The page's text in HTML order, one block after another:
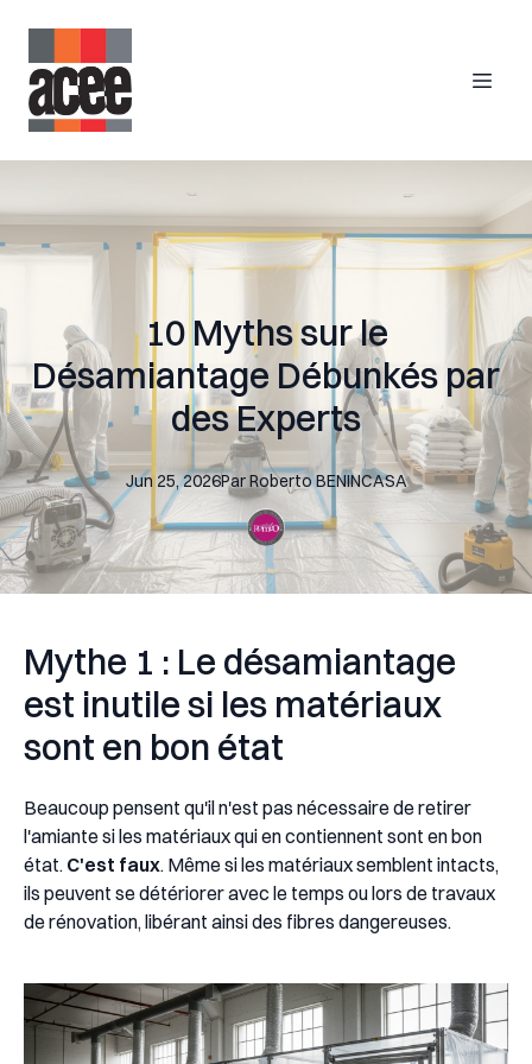
10 Myths sur le
Désamiantage Débunkés par
des Experts
Jun 25, 2026ParRobertoBENINCASA
Mythe 1 : Le désamiantage
est inutile si les matériaux
sont en bon état
Beaucoup pensent qu'il n'est pas nécessaire de retirer
l'amiante si les matériaux qui en contiennent sont en bon
état. C'est faux. Même si les matériaux semblent intacts,
ils peuvent se détériorer avec le temps ou lors de travaux
de rénovation, libérant ainsi des fibres dangereuses.